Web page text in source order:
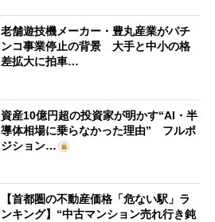
老舗遊技機メーカー・豊丸産業がパチ
ンコ事業停止の背景 大手と中小の格
差拡大に拍車…
資産10億円超の投資家が明かす“AI・半
導体相場に乗らなかった理由” フルポ
ジション…
【首都圏の不動産価格「危ない駅」ラ
ンキング】“中古マンション売れ行き鈍